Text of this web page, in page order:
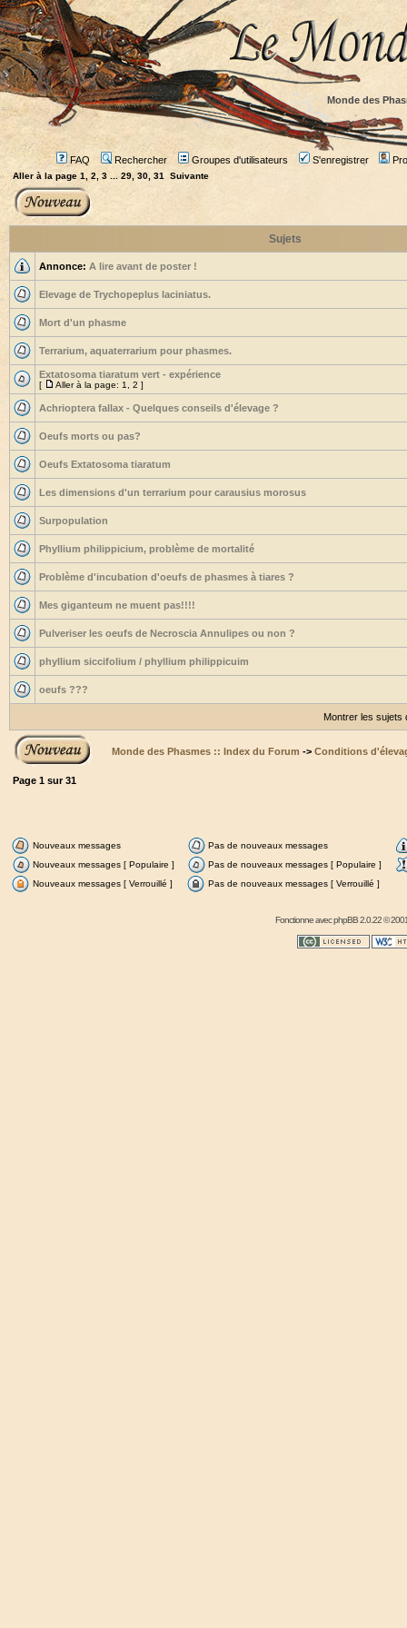
Monde des
FAQ Rechercher Groupes d'utilisateurs S'enregistrer
Aller à la page 1 2 3 ...29 30 31 Suivante
Sujets
Annonce: A lire avant de poster !
Elevage de Trychopeplus laciniatus.
Mort d'un phasme
Terrarium, aquaterrarium pour phasmes.
Extatosoma tiaratum vert - expérience
[ Aller à la page: 1 2 ]
Achrioptera fallax - Quelques conseils d'élevage ?
Oeufs morts ou pas?
Oeufs Extatosoma tiaratum
Les dimensions d'un terrarium pour carausius morosus
Surpopulation
Phyllium philippicium, problème de mortalité
Problème d'incubation d'oeufs de phasmes à tiares ?
Mes giganteum ne muent pas!!!!
Pulveriser les oeufs de Necroscia Annulipes ou non ?
phyllium siccifolium / phyllium philippicuim
oeufs ???
Montrer les sujets
Monde des Phasmes :: Index du Forum -> Conditions
Page 1 sur31
Nouveaux messages
Pas de nouveaux messages
Nouveaux messages [ Populaire ]
Pas de nouveaux messages [ Populaire ]
Nouveaux messages [ Verrouillé ]
Pas de nouveaux messages [ Verrouillé ]
Fonctionne avecphpBB2.0.22 ©